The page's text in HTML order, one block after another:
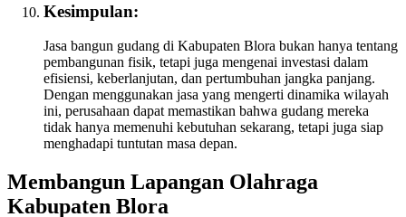
Kesimpulan:
Jasa bangun gudang di Kabupaten Blora bukan hanya tentang
pembangunan fisik, tetapi juga mengenai investasi dalam
efisiensi, keberlanjutan, dan pertumbuhan jangka panjang.
Dengan menggunakan jasa yang mengerti dinamika wilayah
ini, perusahaan dapat memastikan bahwa gudang mereka
tidak hanya memenuhi kebutuhan sekarang, tetapi juga siap
menghadapi tuntutan masa depan.
Membangun Lapangan Olahraga
Kabupaten Blora